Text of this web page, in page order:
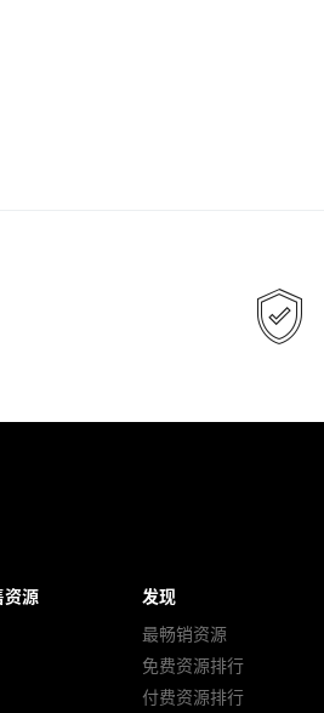
源
发现
最畅销资源
免费资源排行
付费资源排行